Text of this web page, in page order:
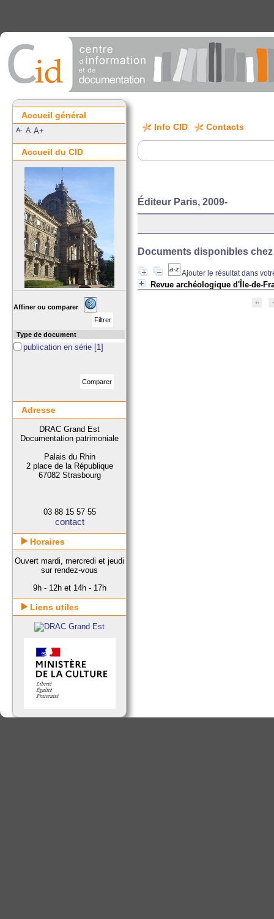
Info CID Contacts
Éditeur Paris, 2009-
Documents disponibles
Ajouter le résultat dans
Revue archéologique d'Île-de-
Accueil général
A- A A+
Accueil du CID
Affiner ou comparer
Type de document
publication en série [1]
Adresse
DRAC Grand Est
Documentation patrimoniale
Palais du Rhin
2 place de la République
67082 Strasbourg
03 88 15 57 55
contact
Horaires
Ouvert mardi, mercredi et jeudi
sur rendez-vous
9h - 12h et 14h - 17h
Liens utiles